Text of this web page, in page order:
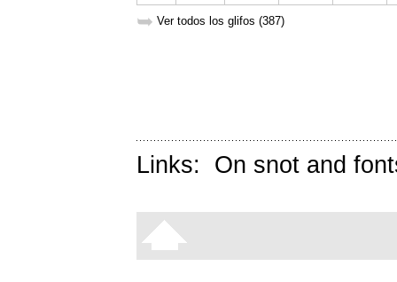
➥ Ver todos los glifos (387)
Links: On snot and